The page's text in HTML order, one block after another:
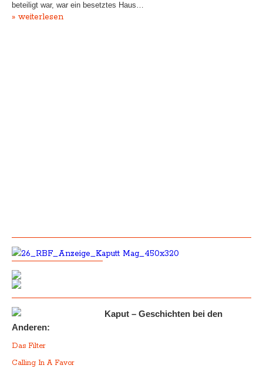
beteiligt war, war ein besetztes Haus…
» weiterlesen
Kaput – Geschichten bei den
Anderen:
Das Filter
Calling In A Favor